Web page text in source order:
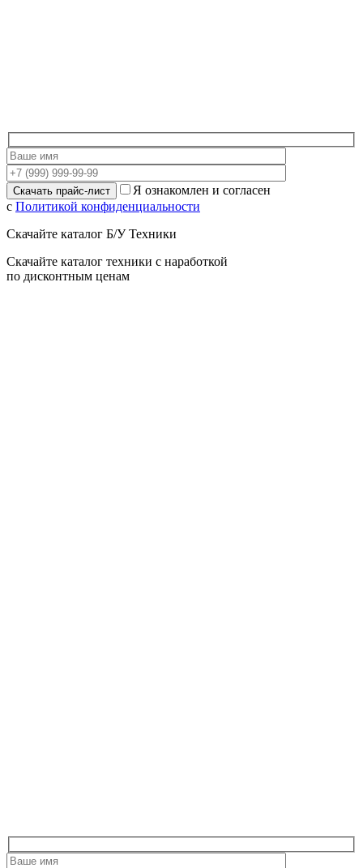
Я ознакомлен и согласен
с Политикой конфиденциальности
Скачайте каталог Б/У Техники
Скачайте каталог техники с наработкой
по дисконтным ценам